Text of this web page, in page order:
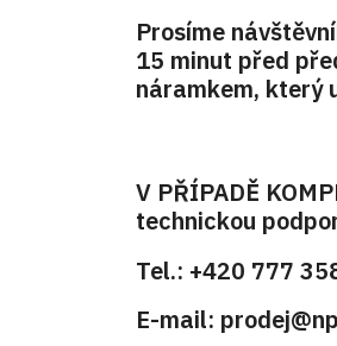
Prosíme
15 minut před
náramkem, který
V PŘÍPADĚ
technickou
Tel.: +420 777
E-mail: